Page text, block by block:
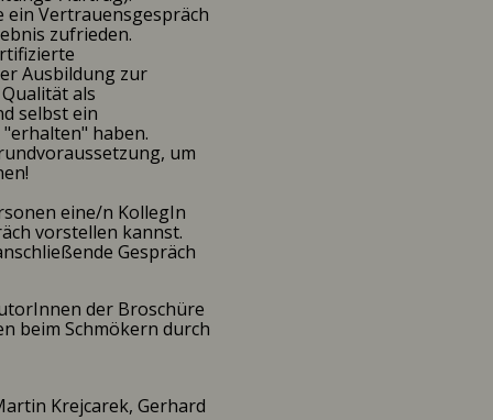
ein Vertrauensgespräch
zufrieden.
Ausbildung zur
als
selbst ein
haben.
um
eine/n KollegIn
vorstellen kannst.
Gespräch
der Broschüre
beim Schmökern durch
Krejcarek, Gerhard